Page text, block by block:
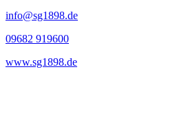
info@sg1898.de
09682 919600
www.sg1898.de